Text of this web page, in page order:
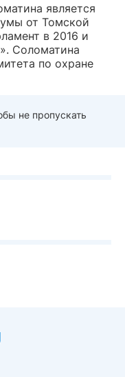
является
от Томской
в 2016 и
Соломатина
по охране
не пропускать